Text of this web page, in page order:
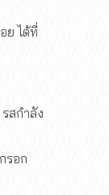
ย ได้ที่
สกำลัง
รอก